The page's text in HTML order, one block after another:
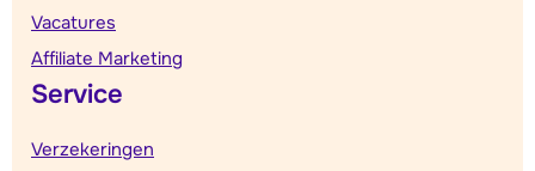
Vacatures
Affiliate Marketing
Service
Verzekeringen